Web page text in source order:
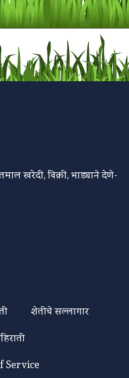
खरेदी, विक्री, भाड्याने देणे-
शेतीचे सल्लागार
Service